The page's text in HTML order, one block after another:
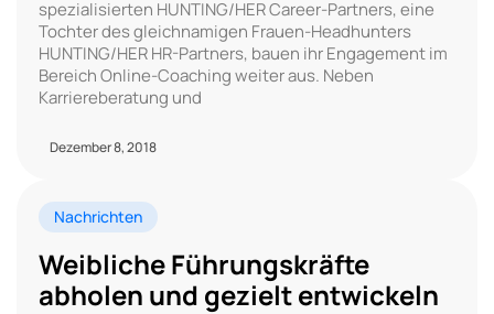
spezialisierten HUNTING/HER Career-Partners, eine
Tochter des gleichnamigen Frauen-Headhunters
HUNTING/HER HR-Partners, bauen ihr Engagement im
Bereich Online-Coaching weiter aus. Neben
Karriereberatung und
Dezember 8, 2018
Nachrichten
Weibliche Führungskräfte
abholen und gezielt entwickeln